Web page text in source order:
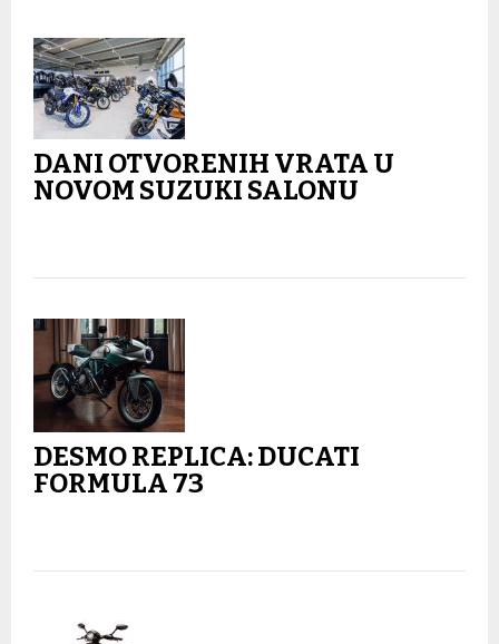
DANI OTVORENIH VRATA U
NOVOM SUZUKI SALONU
DESMO REPLICA: DUCATI
FORMULA 73